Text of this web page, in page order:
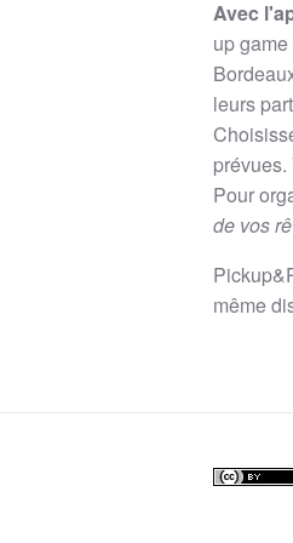
Avec
upgame
leurs
prévues.
Pour
de vos
même